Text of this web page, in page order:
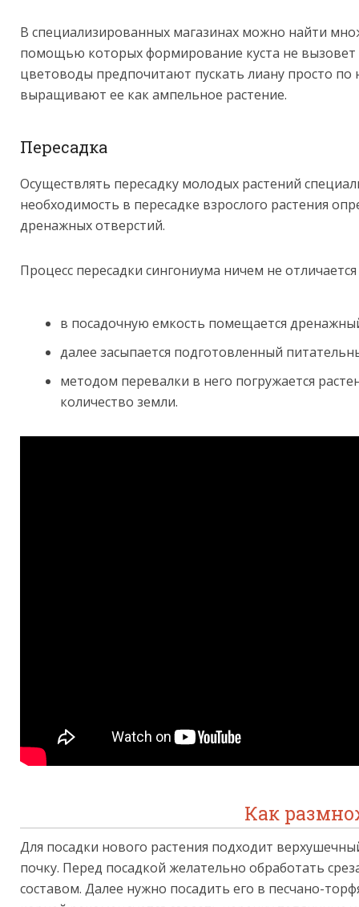
В специализированных магазинах можно найти
помощью которых формирование куста не вызовет
цветоводы предпочитают пускать лиану просто по
выращивают ее как ампельное растение.
Пересадка
Осуществлять пересадку молодых растений
необходимость в пересадке взрослого растения
дренажных отверстий.
Процесс пересадки сингониума ничем не отличается
в посадочную емкость помещается
далее засыпается подготовленный
методом перевалки в него погружается
количество земли.
Как
Для посадки нового растения подходит
почку. Перед посадкой желательно обработать
составом. Далее нужно посадить его в песчано-